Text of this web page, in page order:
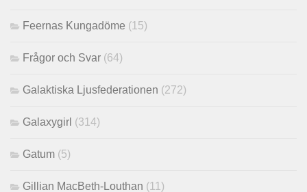
Feernas Kungadöme (15)
Frågor och Svar (64)
Galaktiska Ljusfederationen (272)
Galaxygirl (314)
Gatum (5)
Gillian MacBeth-Louthan (11)